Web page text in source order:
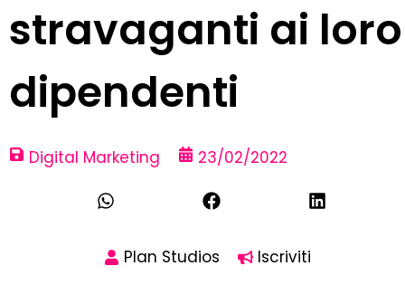
stravaganti ai loro
dipendenti
Digital Marketing 23/02/2022
Plan Studios Iscriviti